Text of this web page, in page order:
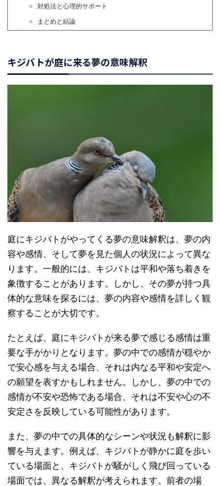
対処法と心理的サポート
まとめと結論
キジバトが庭に来る夢の意味解釈
庭にキジバトがやってくる夢の意味解釈は、夢の内
容や感情、そして夢を見た個人の状況によって異な
ります。一般的には、キジバトは平和や落ち着きを
象徴することがあります。しかし、その夢が持つ具
体的な意味を探るには、夢の内容や感情を詳しく観
察することが大切です。
たとえば、庭にキジバトが来る夢で感じる感情は重
要な手がかりとなります。夢の中での感情が穏やか
で安心感を与える場合、それは内なる平和や安定へ
の願望を表すかもしれません。しかし、夢の中での
感情が不安や恐怖である場合、それは不安や心の不
安定さを反映している可能性があります。
また、夢の中での具体的なシーンや状況も解釈に影
響を与えます。例えば、キジバトが静かに庭を歩い
ている場面と、キジバトが騒がしく飛び回っている
場面では、異なる解釈が考えられます。前者の場